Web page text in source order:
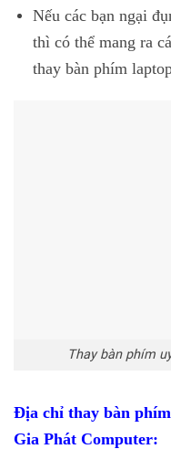
Nếu các bạn ngại
thì có thể mang ra
thay bàn phím
Thay bàn phím
Địa chỉ thay bàn
Gia Phát Computer: